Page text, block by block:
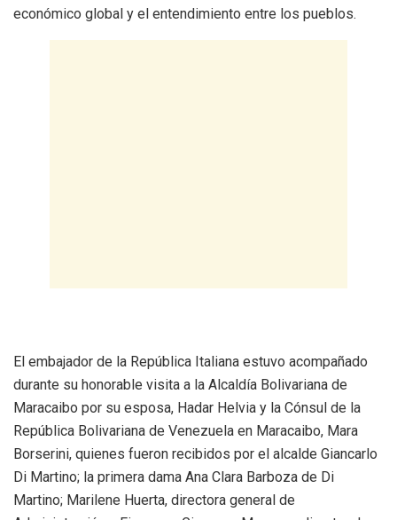
económico global y el entendimiento entre los pueblos.
El embajador de la República Italiana estuvo acompañado
durante su honorable visita a la Alcaldía Bolivariana de
Maracaibo por su esposa, Hadar Helvia y la Cónsul de la
República Bolivariana de Venezuela en Maracaibo, Mara
Borserini, quienes fueron recibidos por el alcalde Giancarlo
Di Martino; la primera dama Ana Clara Barboza de Di
Martino; Marilene Huerta, directora general de